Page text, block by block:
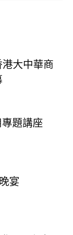
大中華商
題講座
宴